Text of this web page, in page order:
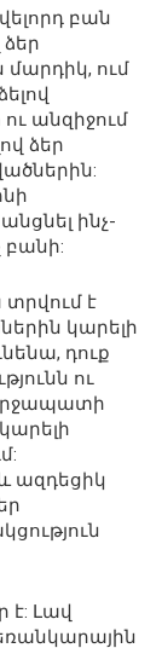
բան
ում
անզիջում
ձեր
ինչ-
բանի:
է
կարելի
դուք
ու
ազդեցիկ
է: Լավ